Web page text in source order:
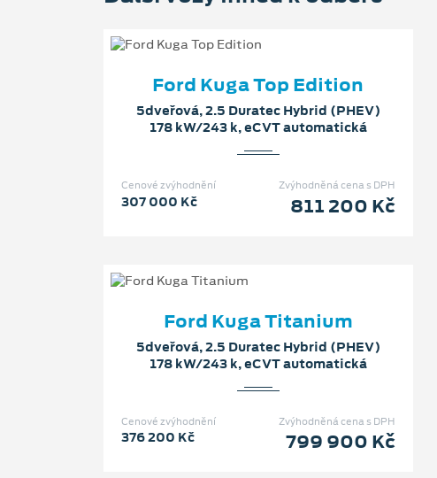
Ford Kuga Top Edition
5dveřová, 2.5 Duratec Hybrid (PHEV)
178 kW/243 k, eCVT automatická
Zvýhodněná cena s DPH
811 200 Kč
Cenové zvýhodnění
307 000 Kč
Ford Kuga Titanium
5dveřová, 2.5 Duratec Hybrid (PHEV)
178 kW/243 k, eCVT automatická
Zvýhodněná cena s DPH
799 900 Kč
Cenové zvýhodnění
376 200 Kč